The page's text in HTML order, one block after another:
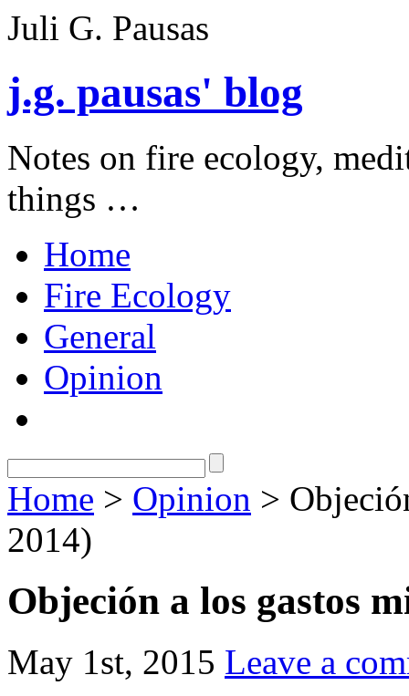
Juli G. Pausas
j.g. pausas' blog
Notes on fire ecology,
things …
Home
Fire Ecology
General
Opinion
Home > Opinion >
2014)
Objeción a los gastos
May 1st, 2015 Leave a